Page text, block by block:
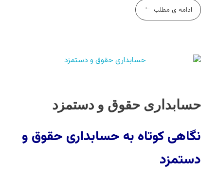
ادامه ی مطلب
حسابداری حقوق و دستمزد
نگاهی کوتاه به حسابداری حقوق و
دستمزد